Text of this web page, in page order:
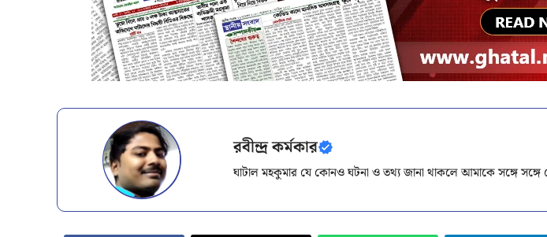
রবীন্দ্র কর্মকার
ঘাটাল মহকুমার যে কোনও ঘটনা ও তথ্য জানা থাকলে আমাকে সঙ্গে